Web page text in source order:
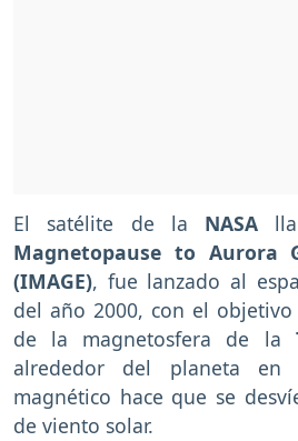
El satélite de la NASA
Magnetopause to Aurora
(IMAGE), fue lanzado al
del año 2000, con el
de la magnetosfera de la
alrededor del planeta
magnético hace que se
de viento solar.